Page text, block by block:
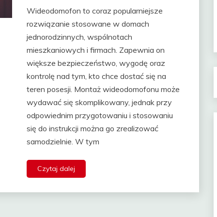
Wideodomofon to coraz popularniejsze
rozwiązanie stosowane w domach
jednorodzinnych, wspólnotach
mieszkaniowych i firmach. Zapewnia on
większe bezpieczeństwo, wygodę oraz
kontrolę nad tym, kto chce dostać się na
teren posesji. Montaż wideodomofonu może
wydawać się skomplikowany, jednak przy
odpowiednim przygotowaniu i stosowaniu
się do instrukcji można go zrealizować
samodzielnie. W tym
Czytaj dalej